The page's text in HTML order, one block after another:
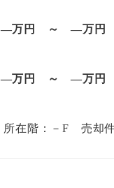
—万円 ～ —万円
—万円 ～ —万円
所在階：－F 売却